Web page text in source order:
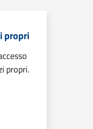
propri
propri.